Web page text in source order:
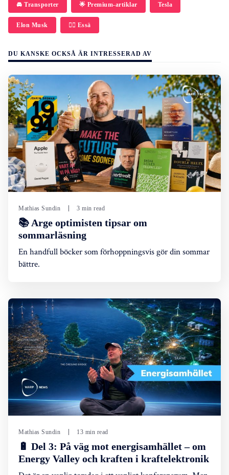
🚘 Transporter 🌟 Premium-artiklar Tesla
Elon Musk ✍🏼 Essä
DU KANSKE OCKSÅ ÄR INTRESSERAD AV
Mathias Sundin 3 min read
📚 Arge optimisten tipsar om
sommarläsning
En handfull böcker som förhoppningsvis gör din sommar
bättre.
Mathias Sundin 13 min read
🔋 Del 3: På väg mot energisamhället – om
Energy Valley och kraften i kraftelektronik